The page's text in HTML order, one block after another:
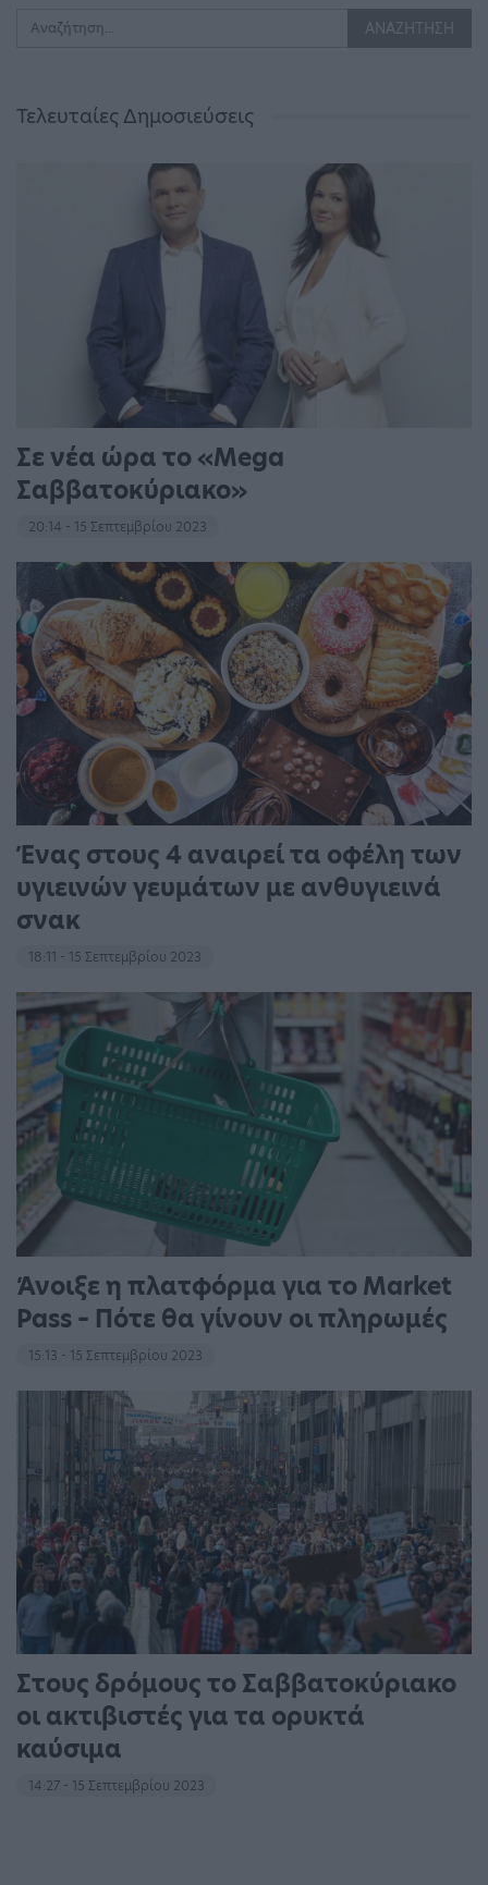
Τελευταίες Δημοσιεύσεις
Σε νέα ώρα το «Mega
Σαββατοκύριακο»
20:14 - 15 Σεπτεμβρίου 2023
Ένας στους 4 αναιρεί τα οφέλη των
υγιεινών γευμάτων με ανθυγιεινά
σνακ
18:11 - 15 Σεπτεμβρίου 2023
Άνοιξε η πλατφόρμα για το Market
Pass – Πότε θα γίνουν οι πληρωμές
15:13 - 15 Σεπτεμβρίου 2023
Στους δρόμους το Σαββατοκύριακο
οι ακτιβιστές για τα ορυκτά
καύσιμα
14:27 - 15 Σεπτεμβρίου 2023